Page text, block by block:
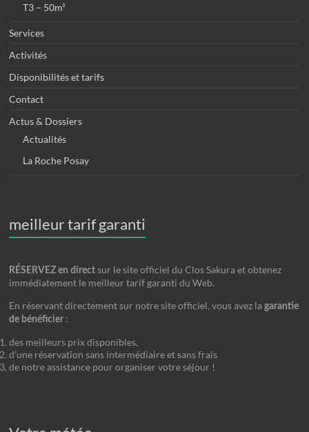
T3 – 50m²
Services
Activités
Disponibilités et tarifs
Contact
Actus & Dossiers
Actualités
La Roche Posay
meilleur tarif garanti
RÉSERVEZ en direct sur le site officiel du Clos Sakura et obtenez
immédiatement le meilleur tarif garanti du Web.
En réservant directement sur notre site officiel, vous avez lagarantie
de bénéficier :
des meilleurs prix disponibles,
d’une réservation sans intermédiaire et sans frais
de notre assistance pour organiser votre séjour !